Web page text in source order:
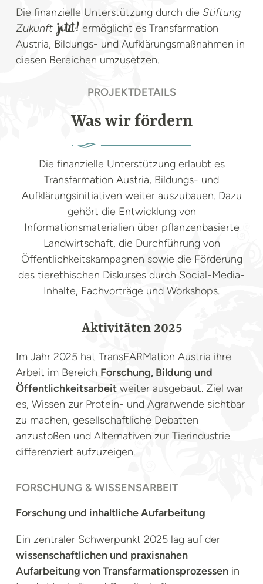
Die finanzielle Unterstützung durch die Stiftung
Zukunft jetzt! ermöglicht es Transfarmation
Austria, Bildungs- und Aufklärungsmaßnahmen in
diesen Bereichen umzusetzen.
PROJEKTDETAILS
Was wir fördern
Die finanzielle Unterstützung erlaubt es
Transfarmation Austria, Bildungs- und
Aufklärungsinitiativen weiter auszubauen. Dazu
gehört die Entwicklung von
Informationsmaterialien über pflanzenbasierte
Landwirtschaft, die Durchführung von
Öffentlichkeitskampagnen sowie die Förderung
des tierethischen Diskurses durch Social-Media-
Inhalte, Fachvorträge und Workshops.
Aktivitäten 2025
Im Jahr 2025 hat TransFARMation Austria ihre
Arbeit im Bereich Forschung, Bildung und
Öffentlichkeitsarbeit weiter ausgebaut. Ziel war
es, Wissen zur Protein- und Agrarwende sichtbar
zu machen, gesellschaftliche Debatten
anzustoßen und Alternativen zur Tierindustrie
differenziert aufzuzeigen.
FORSCHUNG & WISSENSARBEIT
Forschung und inhaltliche Aufarbeitung
Ein zentraler Schwerpunkt 2025 lag auf der
wissenschaftlichen und praxisnahen
Aufarbeitung von Transfarmationsprozessen in